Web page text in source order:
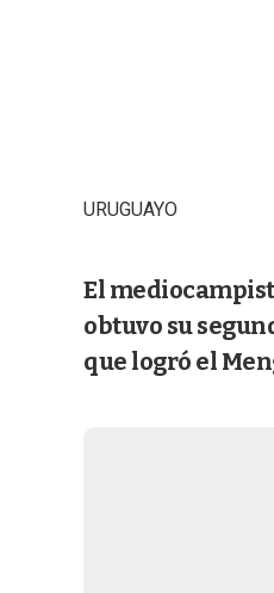
URUGUAYO
El
obtuvo su
que logró el